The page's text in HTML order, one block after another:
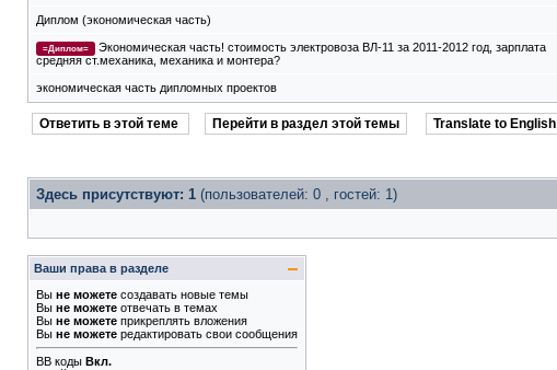
Диплом (экономическая часть)
=Диплом=
Экономическая часть! стоимость электровоза ВЛ-11 за 2011-2012 год, зарплата
средняя ст.механика, механика и монтера?
экономическая часть дипломных проектов
Ответить в этой теме Перейти в раздел этой темы Translate to English
Здесь присутствуют: 1 (пользователей: 0 , гостей: 1)
Ваши права в разделе
Вы не можете создавать новые темы
Вы не можете отвечать в темах
Вы не можете прикреплять вложения
Вы не можете редактировать свои сообщения
BB коды Вкл.